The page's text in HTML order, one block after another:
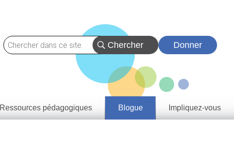
Donner
Ressources pédagogiques
Blogue Impliquez-vous